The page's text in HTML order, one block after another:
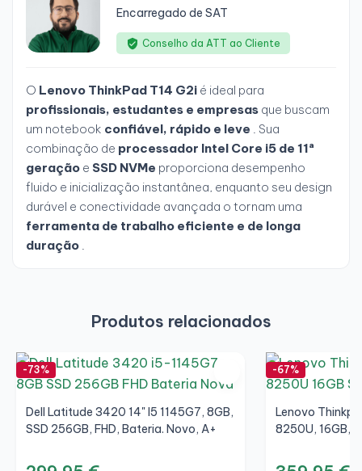
Encarregado de SAT
Conselho da ATT ao Cliente
O Lenovo ThinkPad T14 G2i é ideal para
profissionais, estudantes e empresas que buscam
um notebook confiável, rápido e leve . Sua
combinação de processador Intel Core i5 de 11ª
geração e SSD NVMe proporciona desempenho
fluido e inicialização instantânea, enquanto seu design
durável e conectividade avançada o tornam uma
ferramenta de trabalho eficiente e de longa
duração .
Produtos relacionados
-73%
Dell Latitude 3420 14" I5 1145G7, 8GB,
SSD 256GB, FHD, Bateria. Novo, A+
-67%
Lenovo
8250U, 16GB,